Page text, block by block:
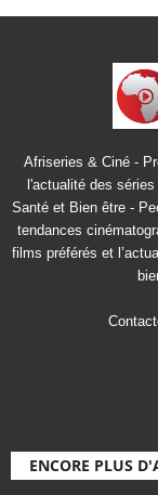
Afriseries & Ciné -
l'actualité des
Santé et Bien être -
tendances
films préférés et
ENCORE PLUS